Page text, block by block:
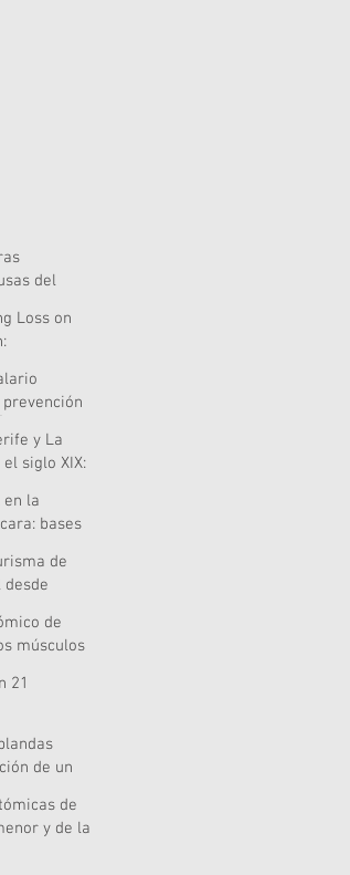
del
Loss on
y La
siglo XIX:
la
bases
de
de
músculos
21
de un
de
y de la